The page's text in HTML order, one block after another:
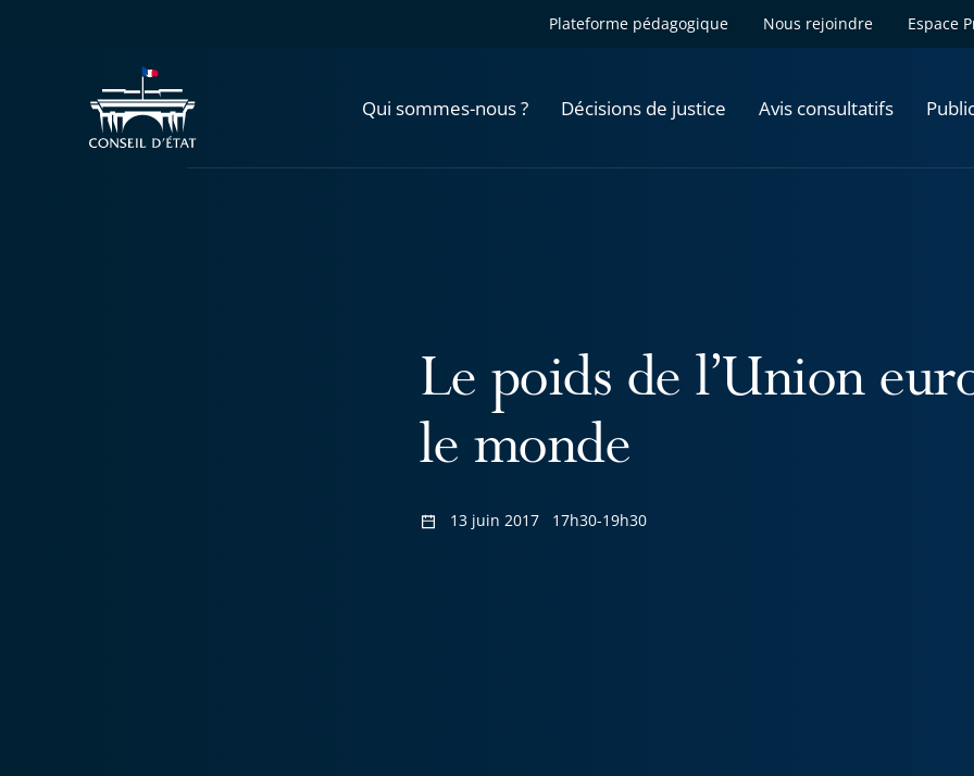
Plateforme pédagogique Nous rejoindre Espace
Qui sommes-nous ? Décisions de justice Avis consultatifs
Le poids de l’Union
le monde
13 juin 2017 17h30-19h30